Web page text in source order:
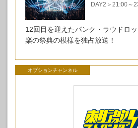
DAY2＞21:00～
12回目を迎えたパンク・ラウドロ
楽の祭典の模様を独占放送！
オプションチャンネル